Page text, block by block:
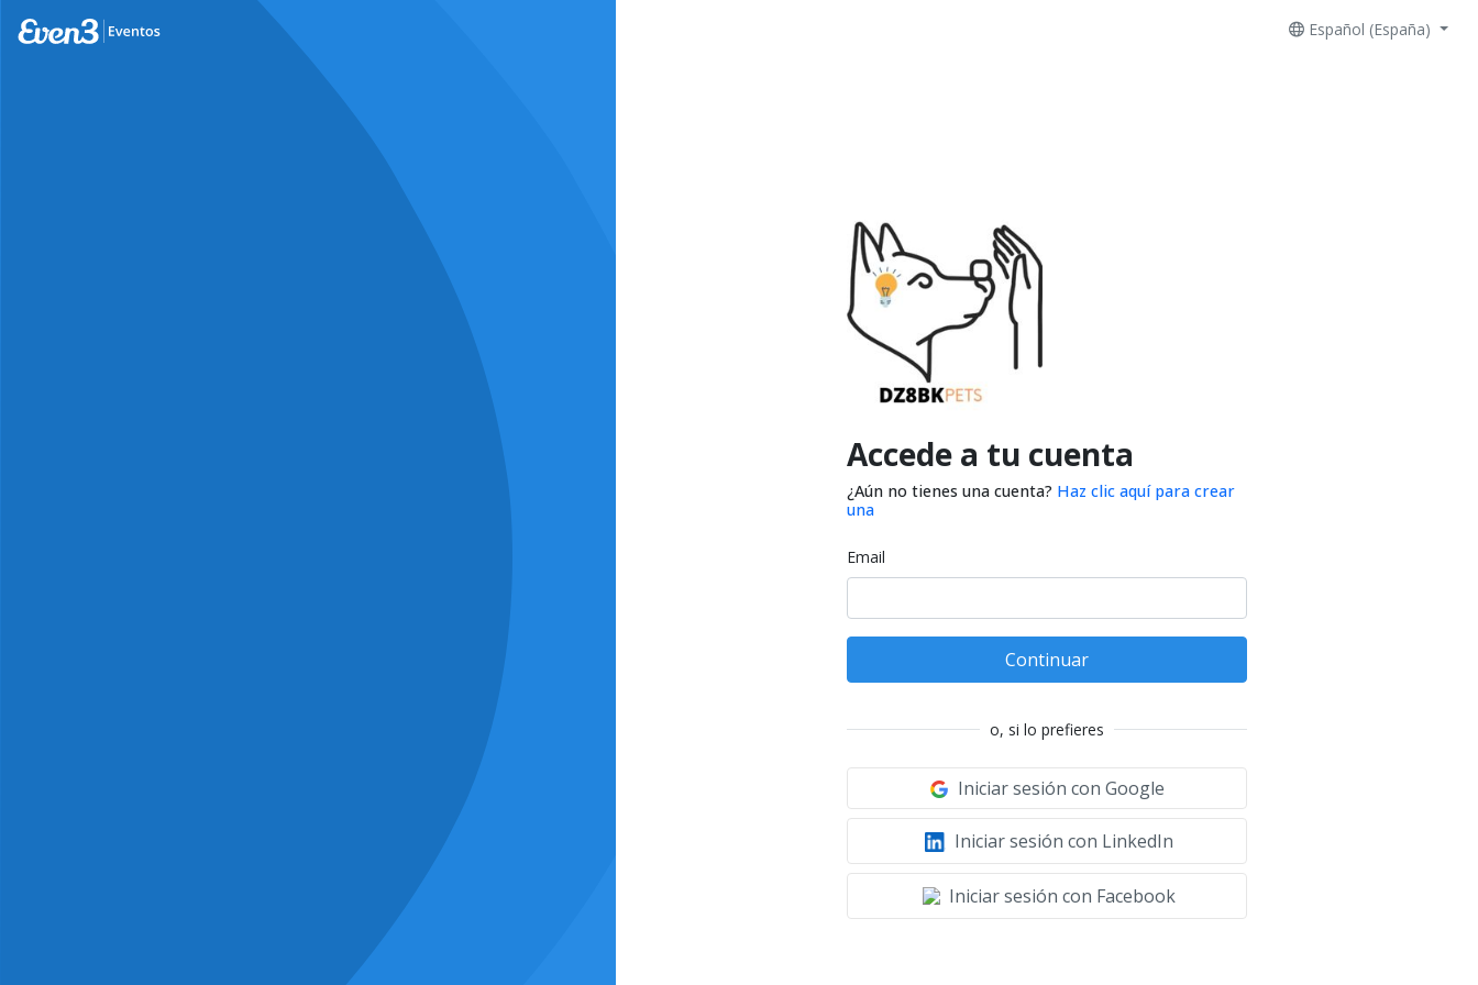
Español (España)
Accede a tu cuenta
¿Aún no tienes una cuenta? Haz clic aquí para crear
una
Email
Continuar
o, si lo prefieres
Iniciar sesión con Google
Iniciar sesión con LinkedIn
Iniciar sesión con Facebook